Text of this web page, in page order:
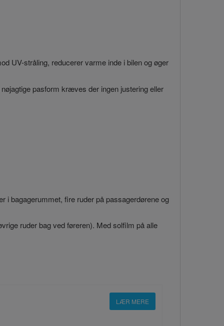
UV-stråling, reducerer varme inde i bilen og øger
pasform kræves der ingen justering eller
i bagagerummet, fire ruder på passagerdørene og
ruder bag ved føreren). Med solfilm på alle
LÆR MERE